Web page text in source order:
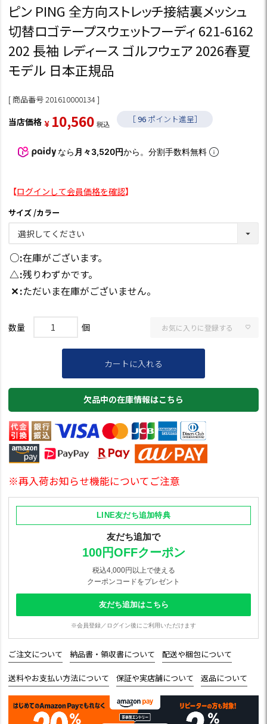
ピン PING 全方向ストレッチ接結裏メッシュ
切替ロゴテープスウェットフーディ 621-6162
202 長袖 レディース ゴルフウェア 2026春夏
モデル 日本正規品
商品番号201610000134
当店価格 ¥ 10,560 税込 ［96 ポイント進呈］
なら 月々3,520円から。分割手数料無料
【ログインして会員価格を確認】
サイズ カラー
○ 在庫がございます。
△ 残りわずかです。
✕ ただいま在庫がございません。
お気に入りに登録する
カートに入れる
欠品中の在庫情報はこちら
※再入荷お知らせ機能についてご注意
LINE友だち追加特典
友だち追加で
100円OFFクーポン
税込4,000円以上で使える
クーポンコードをプレゼント
友だち追加はこちら
※会員登録／ログイン後にご利用いただけます
ご注文について 納品書・領収書について 配送や梱包について
送料やお支払い方法について 保証や実店舗について 返品について